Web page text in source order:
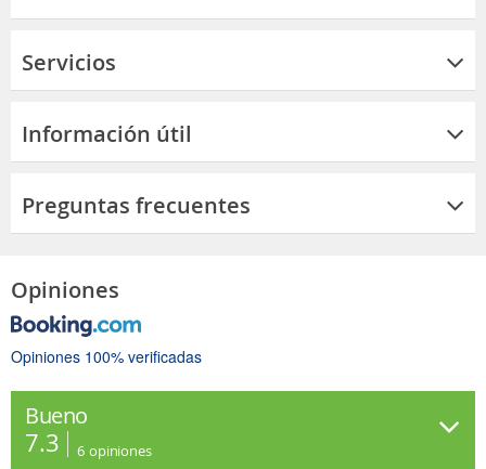
Servicios
Información útil
Preguntas frecuentes
Opiniones
Opiniones 100% verificadas
Bueno
7.3 6 opiniones